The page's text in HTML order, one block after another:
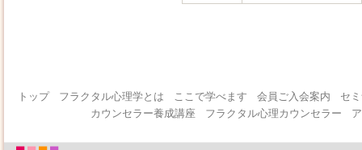
トップ フラクタル心理学とは ここで学べます 会員ご入会案内
セ
カウンセラー養成講座
フラクタル心理カウンセラー